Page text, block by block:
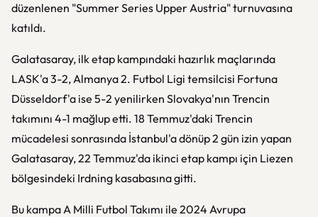
düzenlenen "Summer Series Upper Austria" turnuvasına
katıldı.
Galatasaray, ilk etap kampındaki hazırlık maçlarında
LASK'a 3-2, Almanya 2. Futbol Ligi temsilcisi Fortuna
Düsseldorf'a ise 5-2 yenilirken Slovakya'nın Trencin
takımını 4-1 mağlup etti. 18 Temmuz'daki Trencin
mücadelesi sonrasında İstanbul'a dönüp 2 gün izin yapan
Galatasaray, 22 Temmuz'da ikinci etap kampı için Liezen
bölgesindeki Irdning kasabasına gitti.
Bu kampa A Milli Futbol Takımı ile 2024 Avrupa